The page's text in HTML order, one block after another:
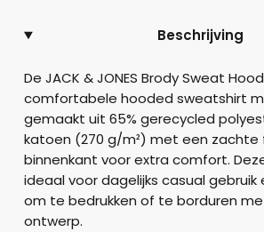
Beschrijving
De JACK & JONES Brody Sweat
comfortabele hooded sweatshirt
gemaakt uit 65% gerecycled
katoen (270 g/m²) met een
binnenkant voor extra comfort.
ideaal voor dagelijks casual gebruik
om te bedrukken of te borduren
ontwerp.